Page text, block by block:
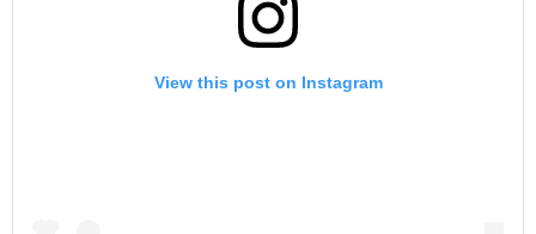
View this post on Instagram